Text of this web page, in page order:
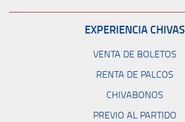
EXPERIENCIA CHIVAS
VENTA DE BOLETOS
RENTA DE PALCOS
CHIVABONOS
PREVIO AL PARTIDO